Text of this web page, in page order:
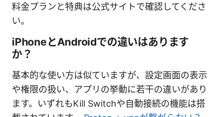
料金プランと特典は公式サイトで確認してくださ
い。
iPhoneとAndroidでの違いはあります
か？
基本的な使い方は似ていますが、設定画面の表示
や権限の扱い、アプリの挙動に若干の違いがあり
ます。いずれもKill Switchや自動接続の機能は搭